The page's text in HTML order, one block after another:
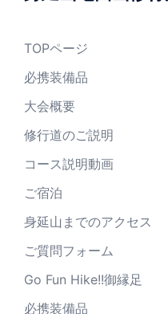
TOPページ
必携装備品
大会概要
修行道のご説明
コース説明動画
ご宿泊
身延山までのアクセス
ご質問フォーム
Go Fun Hike!!御縁足
必携装備品